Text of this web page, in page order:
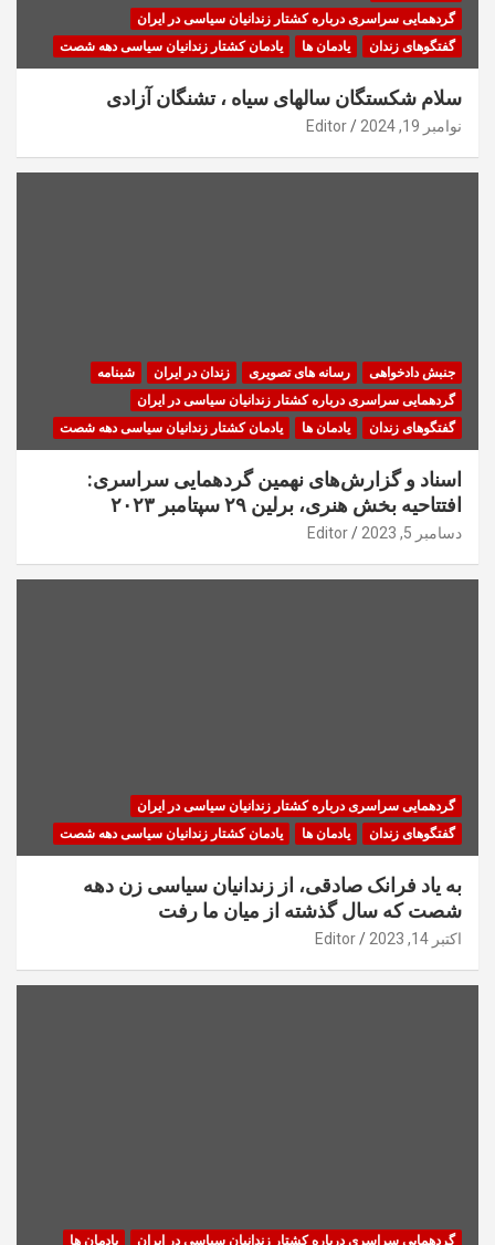
گردهمایی سراسری درباره کشتار زندانیان سیاسی در ایران
گفتگوهای زندان
یادمان ها یادمان کشتار زندانیان سیاسی دهه شصت
سلام شکستگان سالهای سیاه ، تشنگان آزادی
نوامبر 19, 2024 Editor
جنبش دادخواهی رسانه های تصویری زندان در ایران
شبنامه
گردهمایی سراسری درباره کشتار زندانیان سیاسی در ایران
گفتگوهای زندان
یادمان ها یادمان کشتار زندانیان سیاسی دهه شصت
اسناد و گزارش‌های نهمین گردهمایی سراسری:
افتتاحیه بخش هنری، برلین ۲۹ سپتامبر ۲۰۲۳
دسامبر 5, 2023 Editor
گردهمایی سراسری درباره کشتار زندانیان سیاسی در ایران
گفتگوهای زندان
یادمان ها یادمان کشتار زندانیان سیاسی دهه شصت
به یاد فرانک صادقی، از زندانیان سیاسی زن دهه
شصت که سال گذشته از میان ما رفت
اکتبر 14, 2023 Editor
گردهمایی سراسری درباره کشتار زندانیان سیاسی در ایران یادمان ها